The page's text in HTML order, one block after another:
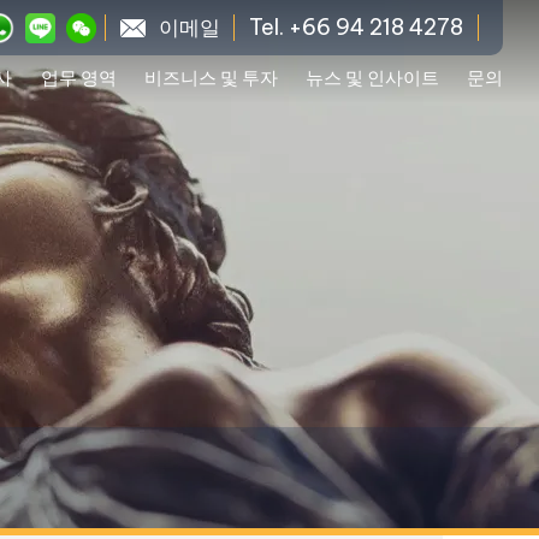
이메일 Tel. +66 94 218 4278
업무 영역 비즈니스 및 투자 뉴스 및 인사이트 문의